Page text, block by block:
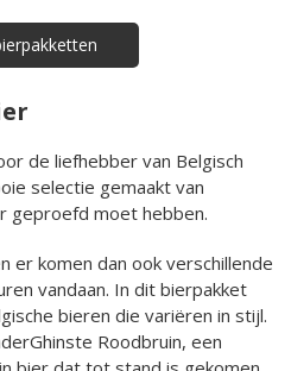
de liefhebber van Belgisch
selectie gemaakt van
geproefd moet hebben.
er komen dan ook verschillende
vandaan. In dit bierpakket
bieren die variëren in stijl.
Roodbruin, een